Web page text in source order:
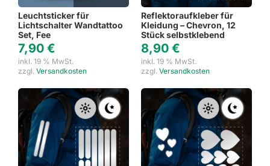
Leuchtsticker für
Lichtschalter Wandtattoo
Set, Fee
7,90 €
inkl. 19 % MwSt.
zzgl. Versandkosten
Reflektoraufkleber für
Kleidung – Chevron, 12
Stück selbstklebend
8,90 €
inkl. 19 % MwSt.
zzgl. Versandkosten